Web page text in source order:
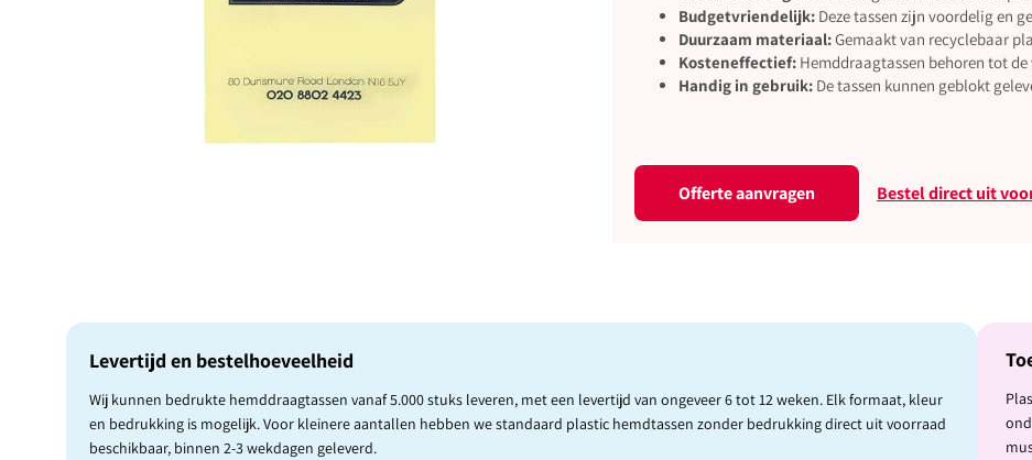
Budgetvriendelijk: Deze tassen zijn voordelig en
Duurzaam materiaal:Gemaakt van recyclebaar
Kosteneffectief: Hemddraagtassen behoren tot
Handig in gebruik: De tassen kunnen geblokt
Offerte aanvragen Bestel direct uit
Levertijd en bestelhoeveelheid
Wij kunnen bedrukte hemddraagtassen vanaf 5.000 stuks leveren, met een levertijd van ongeveer 6 tot 12 weken. Elk formaat, kleur
en bedrukking is mogelijk. Voor kleinere aantallen hebben we standaard plastic hemdtassen zonder bedrukking direct uit voorraad
beschikbaar, binnen 2-3 wekdagen geleverd.